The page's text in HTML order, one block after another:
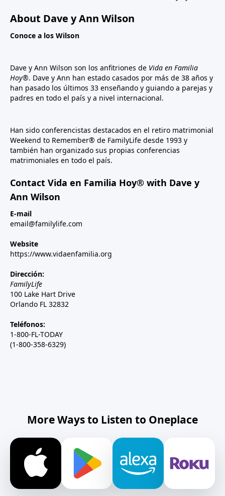
About Dave y Ann Wilson
Conoce a los Wilson
Dave y Ann Wilson son los anfitriones de Vida en Familia
Hoy®. Dave y Ann han estado casados por más de 38 años y
han pasado los últimos 33 enseñando y guiando a parejas y
padres en todo el país y a nivel internacional.
Han sido conferencistas destacados en el retiro matrimonial
Weekend to Remember® de FamilyLife desde 1993 y
también han organizado sus propias conferencias
matrimoniales en todo el país.
Contact Vida en Familia Hoy® with Dave y
Ann Wilson
E-mail
email@familylife.com
Website
https://www.vidaenfamilia.org
Dirección:
FamilyLife
100 Lake Hart Drive
Orlando FL 32832
Teléfonos:
1-800-FL-TODAY
(1-800-358-6329)
More Ways to Listen to Oneplace